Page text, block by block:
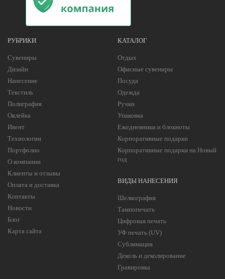
РУБРИКИ
Сувениры
Дизайн
Нанесение
Текстиль
Полиграфия
Оклейка
Ивент
Технологии
Портфолио
О компании
Клиенты и отзывы
Оплата и доставка
Контакты
Новости
Блог
Карта сайта
КАТАЛОГ
Отдых
Офисные сувениры
Посуда
Одежда
Ручки
Упаковка
Ежедневники и блокноты
Корпоративные подарки
Корпоративные подарки на Новый
год
ВИДЫ НАНЕСЕНИЯ
Шелкография
Тампопечать
Цифровая печать
УФ печать (UV)
Сублимация
Деколь и деколирование
Гравировка